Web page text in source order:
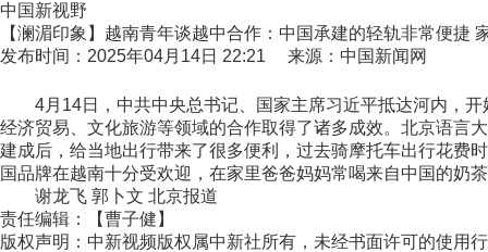
中国新视野
【澜湄印象】越南青年谈越中合作：中国承建的轻轨非常便捷
发布时间：2025年04月14日 22:21 来源：中国新闻网
4月14日，中共中央总书记、国家主席习近平抵达河内，开
经济贸易、文化旅游等领域的合作取得了诸多成效。北京语言
建成后，给当地出行带来了很多便利，过去骑摩托车出行花费
国品牌在越南十分受欢迎，在家里爸爸妈妈常喝来自中国的奶
谢龙飞 郭卜文 北京报道
责任编辑：【曹子健】
版权声明：中新视频版权属中新社所有，未经书面许可的使用